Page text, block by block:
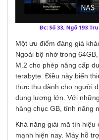
Một ưu điểm đáng giá
Ngoài bộ nhớ trong
M.2 cho phép nâng cấp
terabyte. Điều này biến
thực thụ dành cho người
dung lượng lớn. Với
hàng chục GB, tính năng
Khả năng giải mã tín hiệu
mạnh hiện nay. Máy hỗ